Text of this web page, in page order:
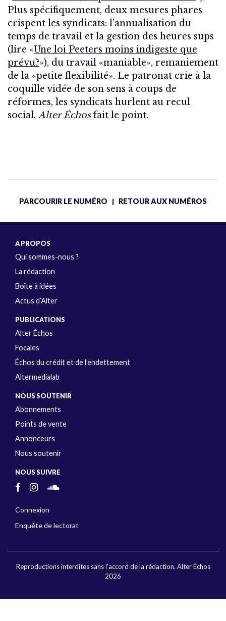
Plus spécifiquement, deux mesures phares
crispent les syndicats: l’annualisation du
temps de travail et la gestion des heures sups
(lire «Une loi Peeters moins indigeste que
prévu?»), du travail «maniable», remaniement
de la «petite flexibilité». Le patronat crie à la
coquille vidée de son sens à coups de
réformes, les syndicats hurlent au recul
social. Alter Échosfait le point.
PARCOURIR LE NUMÉRO | RETOUR AUX NUMÉROS
A PROPOS
Qui sommes-nous ?
La rédaction
Boîte à idées
Actus d’Alter
PUBLICATIONS
Alter Échos
Focales
Échos du crédit et de l’endettement
Altermedialab
NOUS SOUTENIR
Abonnements
Points de vente
Annonceurs
Nous soutenir
NOUS SUIVRE
Connexion
Enquête de lectorat
Reproductions interdites sans l'accord de la rédaction. Alter Échos
2026